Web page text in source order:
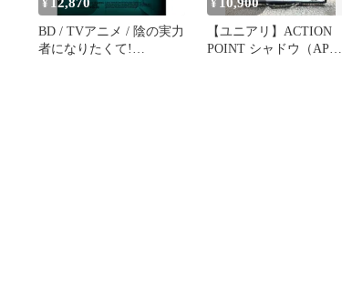
¥ 12,870
BD / TVアニメ / 陰の実力
者になりたくて!
¥ 10,900
【ユニアリ】ACTION
POINT シャドウ（AP）